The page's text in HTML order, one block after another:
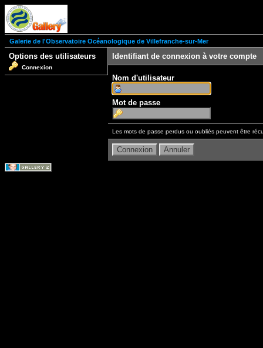
Galerie de l'Observatoire Océanologique de Villefranche-sur-Mer
Options des utilisateurs
Connexion
Identifiant de connexion à votre compte
Nom d'utilisateur
Mot de passe
Les mots de passe perdus ou oubliés peuvent être